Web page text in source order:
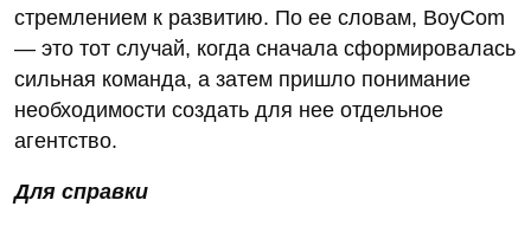
стремлением к развитию. По ее словам, BoyCom
— это тот случай, когда сначала сформировалась
сильная команда, а затем пришло понимание
необходимости создать для нее отдельное
агентство.
Для справки